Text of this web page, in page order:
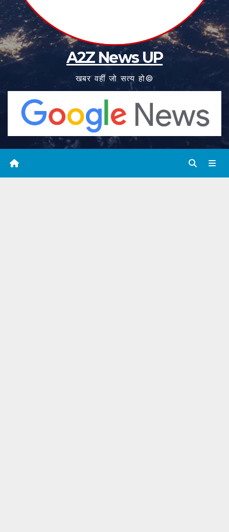
A2Z News UP
खबर वहीं जो सत्य हो©